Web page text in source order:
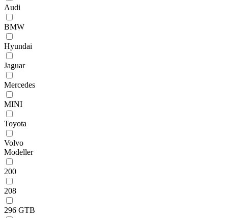
Audi
BMW
Hyundai
Jaguar
Mercedes
MINI
Toyota
Volvo
Modeller
200
208
296 GTB